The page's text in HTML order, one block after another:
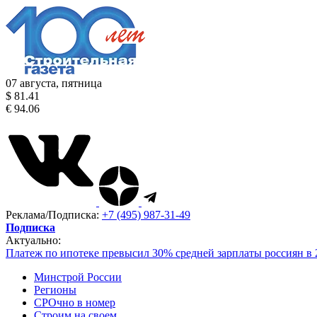
07 августа, пятница
$ 81.41
€ 94.06
Реклама/Подписка: +7 (495) 987-31-49
Подписка
Актуально:
Платеж по ипотеке превысил 30% средней зарплаты россиян в
Минстрой России
Регионы
СРОчно в номер